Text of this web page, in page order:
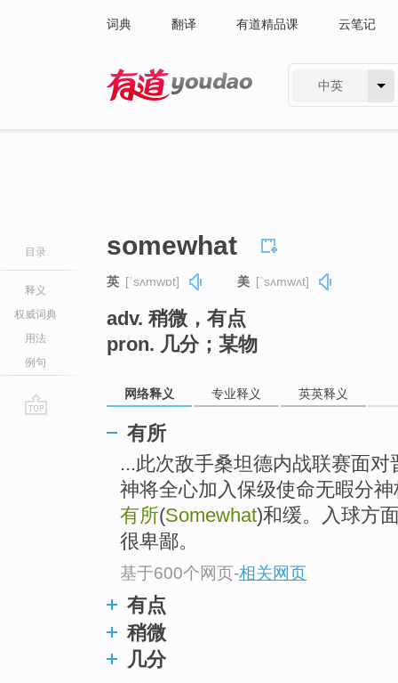
词典 翻译 有道精品课 云笔记
中英
目录
释义
权威词典
用法
例句
somewhat
英 [ˈsʌmwɒt] 美 [ˈsʌmwʌt]
adv. 稍微，有点
pron. 几分；某物
网络释义 专业释义 英英释义
有所
...此次敌手桑坦德内战联赛面
神将全心加入保级使命无暇分
有所(Somewhat)和缓。入球方
很卑鄙。
基于600个网页-相关网页
有点
稍微
几分